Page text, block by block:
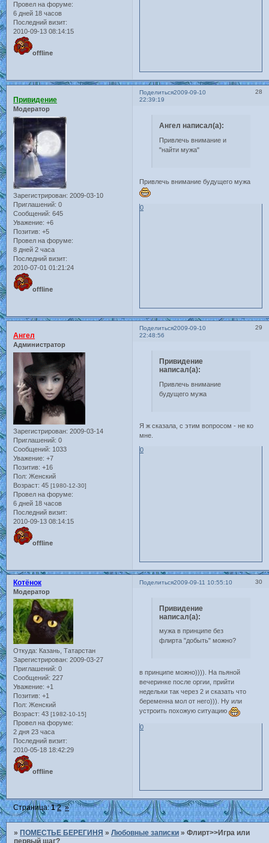
Провел на форуме:
6 дней 18 часов
Последний визит:
2010-09-13 08:14:15
offline
Поделиться 28
2009-09-10
22:39:19
Привидение
Модератор
Зарегистрирован: 2009-03-10
Приглашений: 0
Сообщений: 645
Уважение: +6
Позитив: +5
Провел на форуме:
8 дней 2 часа
Последний визит:
2010-07-01 01:21:24
offline
Ангел написал(а):
Привлечь внимание и
"найти мужа"
Привлечь внимание будущего мужа
0
Поделиться 29
2009-09-10
22:48:56
Ангел
Администратор
Зарегистрирован: 2009-03-14
Приглашений: 0
Сообщений: 1033
Уважение: +7
Позитив: +16
Пол: Женский
Возраст: 45 [1980-12-30]
Провел на форуме:
6 дней 18 часов
Последний визит:
2010-09-13 08:14:15
offline
Привидение
написал(а):
Привлечь внимание
будущего мужа
Я ж сказала, с этим вопросом - не ко
мне.
0
Поделиться 30
2009-09-11 10:55:10
Котёнок
Модератор
Откуда: Казань, Татарстан
Зарегистрирован: 2009-03-27
Приглашений: 0
Сообщений: 227
Уважение: +1
Позитив: +1
Пол: Женский
Возраст: 43 [1982-10-15]
Провел на форуме:
2 дня 23 часа
Последний визит:
2010-05-18 18:42:29
offline
Привидение
написал(а):
мужа в принципе без
флирта "добыть" можно?
в принципе можно)))). На пьяной
вечеринке после оргии, прийти
недельки так через 2 и сказать что
беременна мол от него))). Ну или
устроить похожую ситуацию
0
Страница:1 2 »
»ПОМЕСТЬЕ БЕРЕГИНЯ »Любовные записки »Флирт>>Игра или
первый шаг?